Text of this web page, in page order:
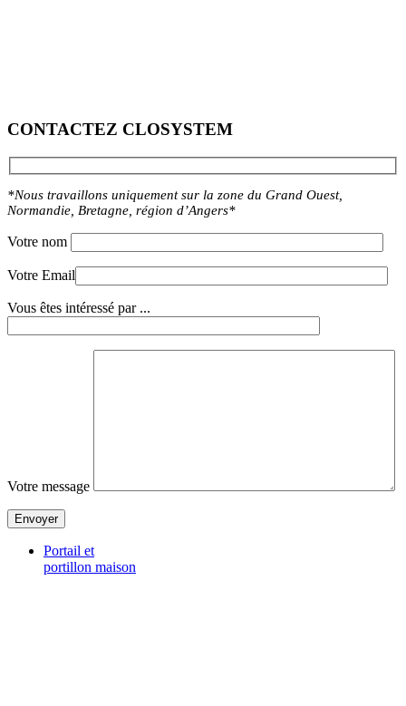
CONTACTEZ CLOSYSTEM
*Nous travaillons uniquement sur la zone du Grand Ouest,
Normandie, Bretagne, région d’Angers*
Votre nom
Votre Email
Vous êtes intéressé par ...
Votre message
Portail et
portillon maison